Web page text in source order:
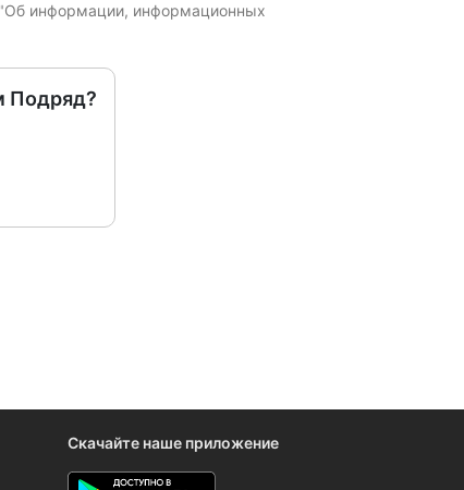
"Об информации, информационных
Подряд?
Скачайте наше приложение